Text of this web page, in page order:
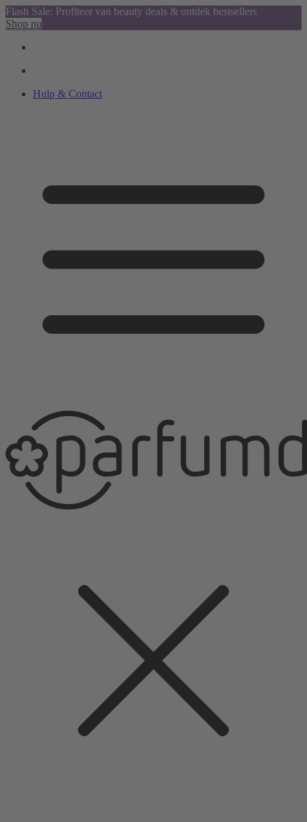
Flash Sale: Profiteer van beauty deals & ontdek bestsellers
Shop nu
Hulp & Contact